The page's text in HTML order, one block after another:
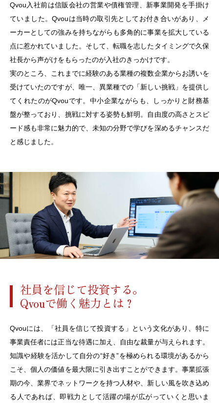
Qvou入社前は信販会社の営業や債権管理、新事業開発を手掛け
ていました。Qvouは当時の取引先としてお付き合いがあり、メ
ーカーとしての強みを持ちながらも多角的に事業を拡大している
点に惹かれていました。そして、転職を志したタイミングで久保
社長から声がけをもらったのが入社のきっかけです。
実のところ、これまでに経験のある業種の複数企業からお誘いを
受けていたのですが、唯一、異業種での「新しい挑戦」を提供し
てくれたのがQvouです。中小企業ながらも、しっかりと財務基
盤が整っており、挑戦に対する姿勢も鮮明。自由度の高さとスピ
ード感も非常に魅力的で、未知の分野で学びを深めるチャンスだ
と感じました。
社員を信じて投資する。
Qvouで働く魅力とは？
Qvouには、「社員を信じて投資する」という文化があり、特に
事業責任者には正当な待遇に加え、自由な裁量が与えられます。
知識や経験を活かして自分の“好き”を極められる環境があるから
こそ、個人の価値を最大限に引き出すことができます。事業拡張
期の今、業界でネットワークを持つ人材や、新しい風を吹き込め
る人であれば、即戦力として活躍の場が広がっていくと思いま